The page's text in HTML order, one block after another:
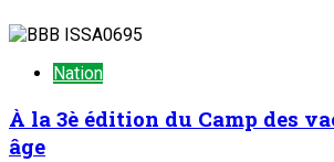
Nation
À la 3è édition du Camp des
âge